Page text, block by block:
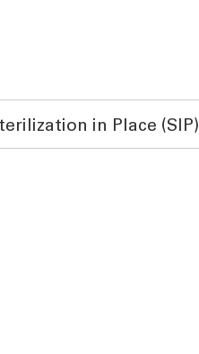
in Place (SIP)